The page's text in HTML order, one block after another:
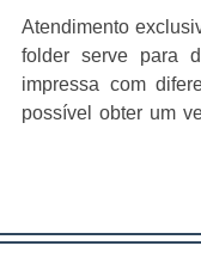
Atendimento
folder serve para
impressa com
possível obter um